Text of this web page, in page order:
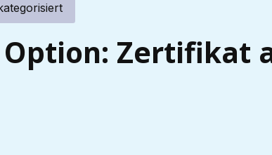
Option: Zertifikat